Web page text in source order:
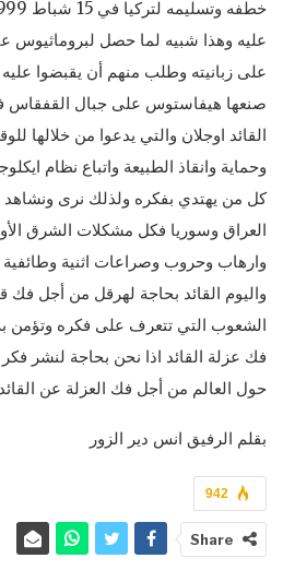
عليه وهذا شبيه لما حصل لبروماثيوس
على زبانيته وطلب منهم أن يقبضوا عليه
صنعها هيفاستوس على جبال القفقاس
القائد اوجلان والتي يدعوا من خلالها
وحماية وانقاذ الطبيعة واتباع نظام
كل من يهتدي بفكره ولذلك نرى ونشاهد
العراق وسوريا فكل مشكلات الشرق
وارهاب وحروب وصراعات اثنية
واليوم القائد بحاجة لهرقل من أجل فك
الشعوب التي تتعرف على فكره وتؤمن
فك عزلة القائد اذا نحن بحاجة لنشر
حول العالم من أجل فك العزلة عن
بقلم الرفيق انس دير الزور
942
Share